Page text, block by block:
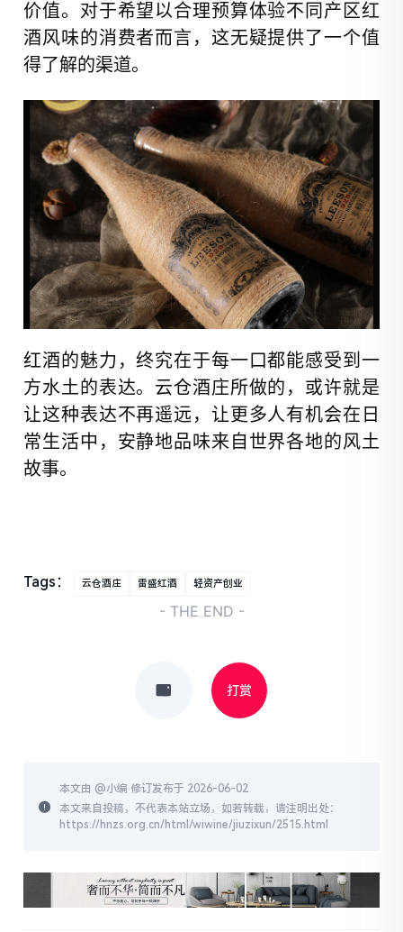
价值。对于希望以合理预算体验不同产区红
酒风味的消费者而言，这无疑提供了一个值
得了解的渠道。
红酒的魅力，终究在于每一口都能感受到一
方水土的表达。云仓酒庄所做的，或许就是
让这种表达不再遥远，让更多人有机会在日
常生活中，安静地品味来自世界各地的风土
故事。
Tags： 云仓酒庄 雷盛红酒 轻资产创业
- THE END -
打赏
本文由 @小编 修订发布于 2026-06-02
本文来自投稿，不代表本站立场，如若转载，请注明出处：
https://hnzs.org.cn/html/wiwine/jiuzixun/2515.html